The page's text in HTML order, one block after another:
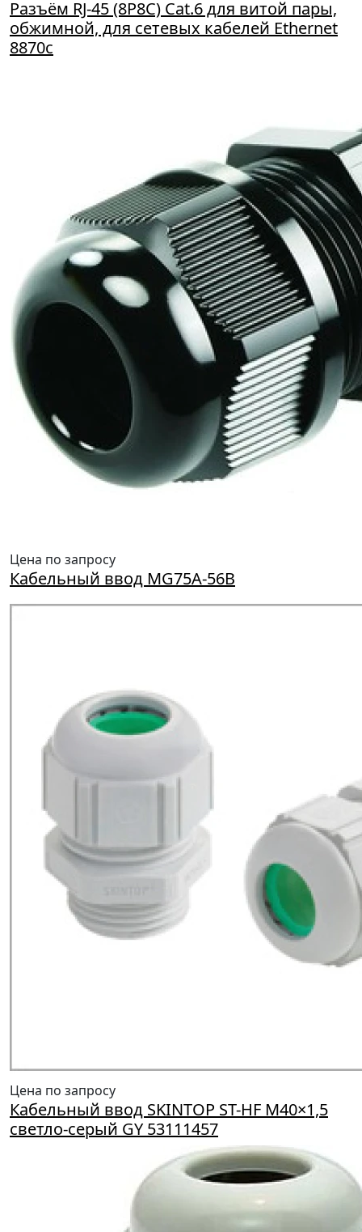
Разъём RJ-45 (8P8C) Cat.6 для витой пары,
обжимной, для сетевых кабелей Ethernet
8870c
Цена по запросу
Кабельный ввод MG75A-56B
Цена по запросу
Кабельный ввод SKINTOP ST-HF M40×1,5
светло-серый GY 53111457